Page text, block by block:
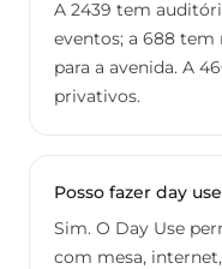
A 2439 tem
eventos; a 688
para a avenida. A
privativos.
Posso fazer day
Sim. O Day Use
com mesa,